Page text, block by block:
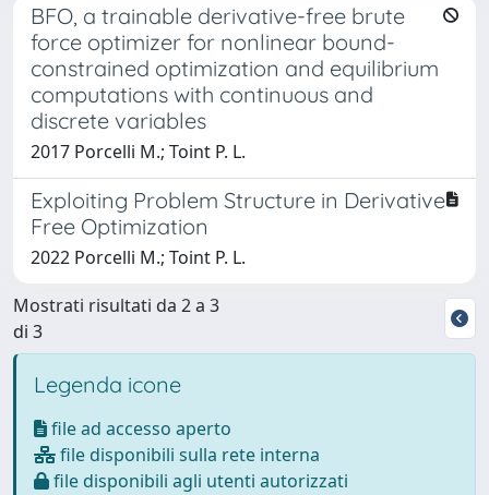
BFO, a trainable derivative-free brute
force optimizer for nonlinear bound-
constrained optimization and equilibrium
computations with continuous and
discrete variables
2017 Porcelli M.; Toint P. L.
Exploiting Problem Structure in Derivative
Free Optimization
2022 Porcelli M.; Toint P. L.
Mostrati risultati da 2 a 3
di 3
Legenda icone
file ad accesso aperto
file disponibili sulla rete interna
file disponibili agli utenti autorizzati